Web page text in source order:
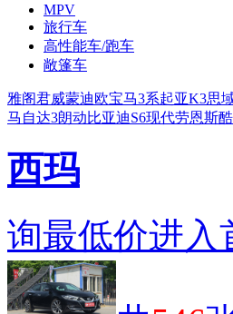
MPV
旅行车
高性能车/跑车
敞篷车
雅阁君威蒙迪欧宝马3系起亚K3思
马自达3朗动比亚迪S6现代劳恩斯
西玛
询最低价进入